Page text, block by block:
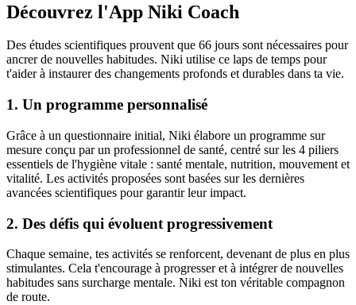
Découvrez l'App Niki Coach
Des études scientifiques prouvent que 66 jours sont nécessaires pour
ancrer de nouvelles habitudes. Niki utilise ce laps de temps pour
t'aider à instaurer des changements profonds et durables dans ta vie.
1. Un programme personnalisé
Grâce à un questionnaire initial, Niki élabore un programme sur
mesure conçu par un professionnel de santé, centré sur les 4 piliers
essentiels de l'hygiène vitale : santé mentale, nutrition, mouvement et
vitalité. Les activités proposées sont basées sur les dernières
avancées scientifiques pour garantir leur impact.
2. Des défis qui évoluent progressivement
Chaque semaine, tes activités se renforcent, devenant de plus en plus
stimulantes. Cela t'encourage à progresser et à intégrer de nouvelles
habitudes sans surcharge mentale. Niki est ton véritable compagnon
de route.